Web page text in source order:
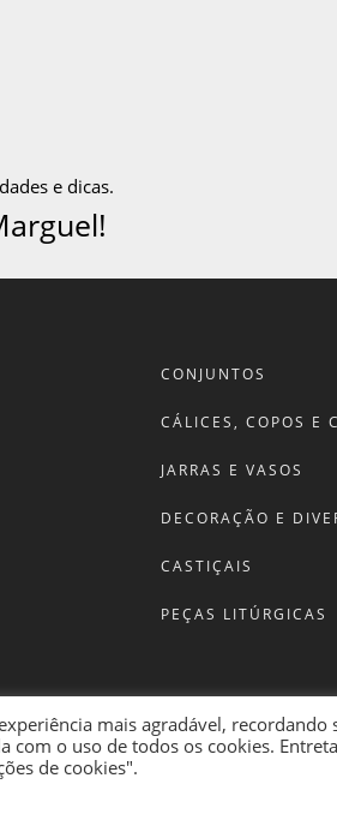
e dicas.
CONJUNTOS
CÁLICES, COPOS E
JARRAS E VASOS
DECORAÇÃO E
CASTIÇAIS
PEÇAS LITÚRGICAS
mais agradável, recordando
com o uso de todos os cookies.
de cookies".